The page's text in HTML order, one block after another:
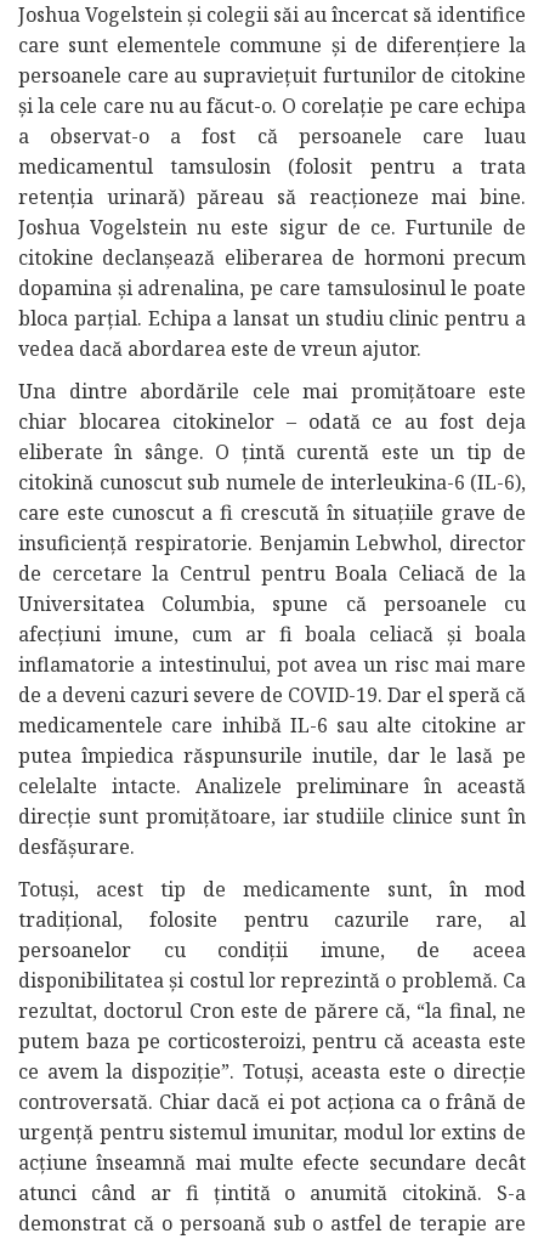
Joshua Vogelstein și colegii săi au încercat să identifice
care sunt elementele commune și de diferențiere la
persoanele care au supraviețuit furtunilor de citokine
și la cele care nu au făcut-o. O corelație pe care echipa
a observat-o a fost că persoanele care luau
medicamentul tamsulosin (folosit pentru a trata
retenția urinară) păreau să reacționeze mai bine.
Joshua Vogelstein nu este sigur de ce. Furtunile de
citokine declanșează eliberarea de hormoni precum
dopamina și adrenalina, pe care tamsulosinul le poate
bloca parțial. Echipa a lansat un studiu clinic pentru a
vedea dacă abordarea este de vreun ajutor.
Una dintre abordările cele mai promițătoare este
chiar blocarea citokinelor – odată ce au fost deja
eliberate în sânge. O țintă curentă este un tip de
citokină cunoscut sub numele de interleukina-6 (IL-6),
care este cunoscut a fi crescută în situațiile grave de
insuficiență respiratorie. Benjamin Lebwhol, director
de cercetare la Centrul pentru Boala Celiacă de la
Universitatea Columbia, spune că persoanele cu
afecțiuni imune, cum ar fi boala celiacă și boala
inflamatorie a intestinului, pot avea un risc mai mare
de a deveni cazuri severe de COVID-19. Dar el speră că
medicamentele care inhibă IL-6 sau alte citokine ar
putea împiedica răspunsurile inutile, dar le lasă pe
celelalte intacte. Analizele preliminare în această
direcție sunt promițătoare, iar studiile clinice sunt în
desfășurare.
Totuși, acest tip de medicamente sunt, în mod
tradițional, folosite pentru cazurile rare, al
persoanelor cu condiții imune, de aceea
disponibilitatea și costul lor reprezintă o problemă. Ca
rezultat, doctorul Cron este de părere că, “la final, ne
putem baza pe corticosteroizi, pentru că aceasta este
ce avem la dispoziție”. Totuși, aceasta este o direcție
controversată. Chiar dacă ei pot acționa ca o frână de
urgență pentru sistemul imunitar, modul lor extins de
acțiune înseamnă mai multe efecte secundare decât
atunci când ar fi țintită o anumită citokină. S-a
demonstrat că o persoană sub o astfel de terapie are